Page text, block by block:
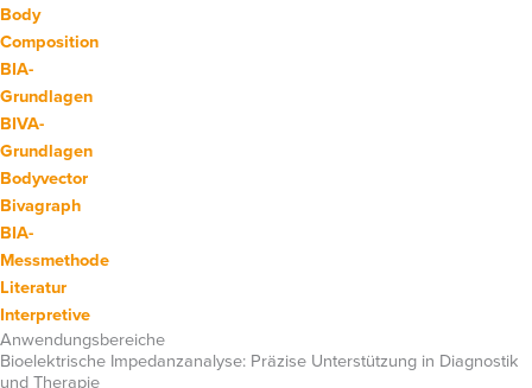
Body
Composition
BIA-
Grundlagen
BIVA-
Grundlagen
Bodyvector
Bivagraph
BIA-
Messmethode
Literatur
Interpretive
Anwendungsbereiche
Bioelektrische Impedanzanalyse: Präzise Unterstützung in Diagnostik
und Therapie